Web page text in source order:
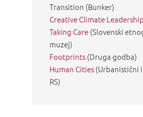
Transition (Bunker)
Creative Climate Leadership
Taking Care(Slovenski
muzej)
Footprints(Druga godba)
Human Cities(Urbanistični
RS)